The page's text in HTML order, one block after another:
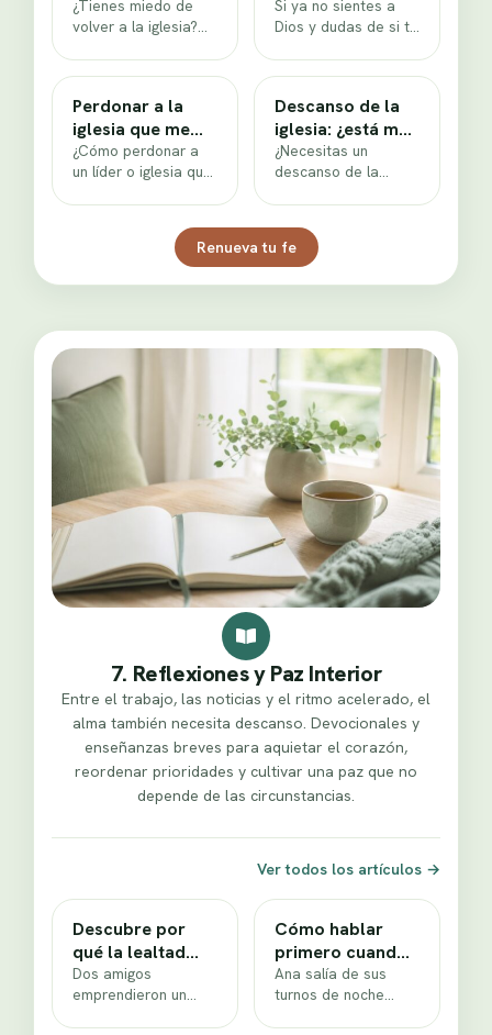
de una herida
¿Tienes miedo de
volver a la iglesia?
duda y la
sequedad
Si ya no sientes a
Dios y dudas de si tu
Perdonar a la
iglesia que me
hirió: guía real
¿Cómo perdonar a
un líder o iglesia que
Descanso de la
iglesia: ¿está mal
tomarlo?
¿Necesitas un
descanso de la
saludable con fecha,
qué mantener…
Renueva tu fe
7. Reflexiones y Paz Interior
Entre el trabajo, las noticias y el ritmo acelerado, el
alma también necesita descanso. Devocionales y
enseñanzas breves para aquietar el corazón,
reordenar prioridades y cultivar una paz que no
depende de las circunstancias.
Ver todos los artículos →
Descubre por
qué la lealtad
verdadera nace
en la angustia
Dos amigos
emprendieron un
Cómo hablar
primero cuando
el cansancio
finge desamor
Ana salía de sus
turnos de noche